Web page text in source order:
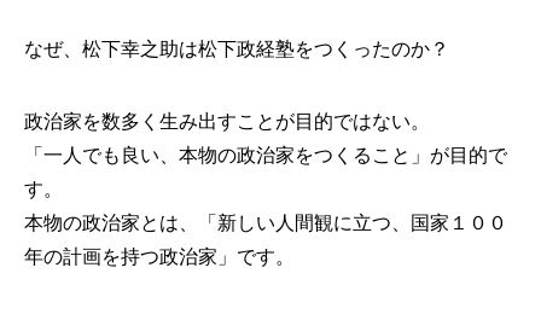
なぜ、松下幸之助は松下政経塾をつくったのか？
政治家を数多く生み出すことが目的ではない。
「一人でも良い、本物の政治家をつくること」が目的で
す。
本物の政治家とは、「新しい人間観に立つ、国家１００
年の計画を持つ政治家」です。